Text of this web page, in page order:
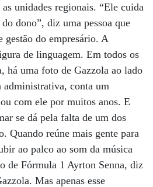
unidades regionais. “Ele cuida
dono”, diz uma pessoa que
gestão do empresário. A
de linguagem. Em todos os
há uma foto de Gazzola ao lado
conta um
com ele por muitos anos. E
se dá pela falta de um dos
Quando reúne mais gente para
ao palco ao som da música
de Fórmula 1 Ayrton Senna, diz
Mas apenas esse